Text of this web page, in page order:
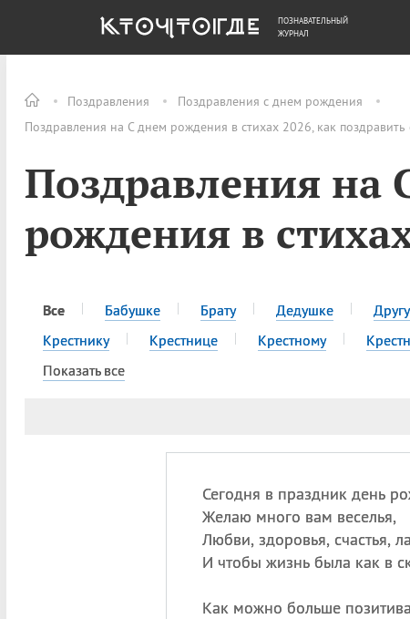
Поздравления
Поздравления с днем рождения
Поздравления на C днем рождения в стихах 2026, как поздравить
Поздравления на
рождения в
Все Бабушке Брату Дедушке Другу
Крестнику
Крестнице Крестному
Показать все
Сегодня в праздник день
Желаю много вам веселья,
Любви, здоровья, счастья,
И чтобы жизнь была как в
Как можно больше
ОБЩЕСТВО ДЕНЬГИ
ПОЗНАВАТЕЛЬНЫЙ
ЖУРНАЛ